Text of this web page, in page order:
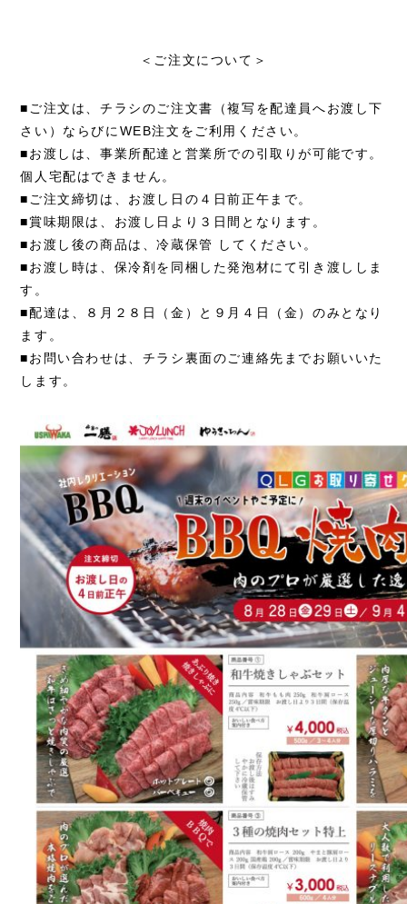
＜ご注文について＞
■ご注文は、チラシのご注文書（複写を配達員へお渡し下
さい）ならびにWEB注文をご利用ください。
■お渡しは、事業所配達と営業所での引取りが可能です。
個人宅配はできません。
■ご注文締切は、お渡し日の４日前正午まで。
■賞味期限は、お渡し日より３日間となります。
■お渡し後の商品は、冷蔵保管 してください。
■お渡し時は、保冷剤を同梱した発泡材にて引き渡ししま
す。
■配達は、８月２８日（金）と９月４日（金）のみとなり
ます。
■お問い合わせは、チラシ裏面のご連絡先までお願いいた
します。